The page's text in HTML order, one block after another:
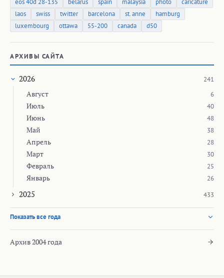
eos 40d 28-135
belarus spain malaysia photo
caricature
laos
swiss twitter barcelona st. anne
hamburg
luxembourg
ottawa 55-200 canada d50
АРХИВЫ САЙТА
2026 241
Август 6
Июль 40
Июнь 48
Май 38
Апрель 28
Март 30
Февраль 25
Январь 26
2025 433
Показать все года
Архив 2004 года